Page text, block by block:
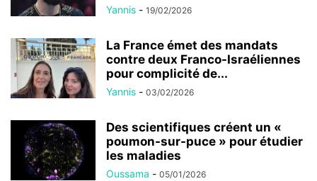
Yannis - 19/02/2026
La France émet des mandats
contre deux Franco-Israéliennes
pour complicité de...
Yannis - 03/02/2026
Des scientifiques créent un «
poumon-sur-puce » pour étudier
les maladies
Oussama - 05/01/2026